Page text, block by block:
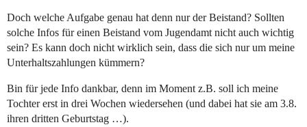
Doch welche Aufgabe genau hat denn nur der Beistand? Sollten
solche Infos für einen Beistand vom Jugendamt nicht auch wichtig
sein? Es kann doch nicht wirklich sein, dass die sich nur um meine
Unterhaltszahlungen kümmern?
Bin für jede Info dankbar, denn im Moment z.B. soll ich meine
Tochter erst in drei Wochen wiedersehen (und dabei hat sie am 3.8.
ihren dritten Geburtstag …).